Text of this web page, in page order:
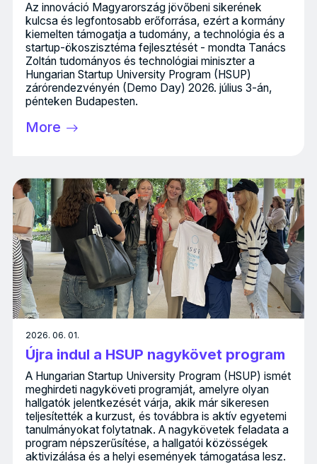
Az innováció Magyarország jövőbeni sikerének
kulcsa és legfontosabb erőforrása, ezért a kormány
kiemelten támogatja a tudomány, a technológia és a
startup-ökoszisztéma fejlesztését - mondta Tanács
Zoltán tudományos és technológiai miniszter a
Hungarian Startup University Program (HSUP)
zárórendezvényén (Demo Day) 2026. július 3-án,
pénteken Budapesten.
More
2026. 06. 01.
Újra indul a HSUP nagykövet program
A Hungarian Startup University Program (HSUP) ismét
meghirdeti nagyköveti programját, amelyre olyan
hallgatók jelentkezését várja, akik már sikeresen
teljesítették a kurzust, és továbbra is aktív egyetemi
tanulmányokat folytatnak. A nagykövetek feladata a
program népszerűsítése, a hallgatói közösségek
aktivizálása és a helyi események támogatása lesz.